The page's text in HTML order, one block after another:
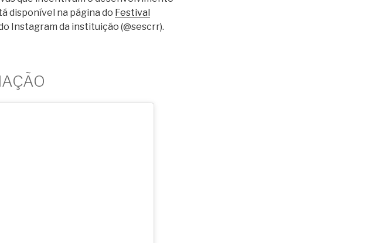
disponível na página do Festival
Instagram da instituição (@sescrr).